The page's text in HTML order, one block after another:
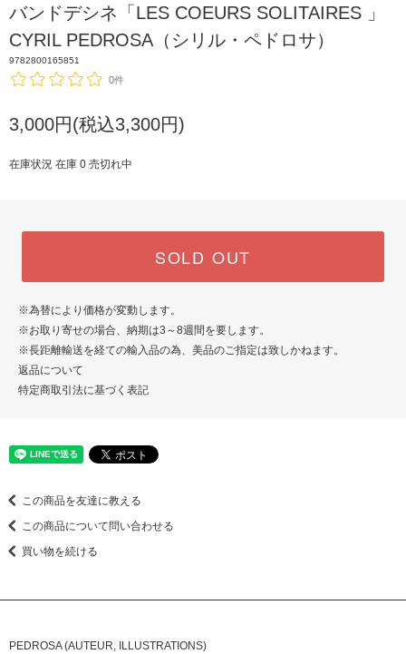
バンドデシネ「LES COEURS SOLITAIRES 」
CYRIL PEDROSA（シリル・ペドロサ）
9782800165851
0件
3,000円(税込3,300円)
在庫状況 在庫 0 売切れ中
SOLD OUT
※為替により価格が変動します。
※お取り寄せの場合、納期は3～8週間を要します。
※長距離輸送を経ての輸入品の為、美品のご指定は致しかねます。
返品について
特定商取引法に基づく表記
この商品を友達に教える
この商品について問い合わせる
買い物を続ける
PEDROSA (AUTEUR, ILLUSTRATIONS)